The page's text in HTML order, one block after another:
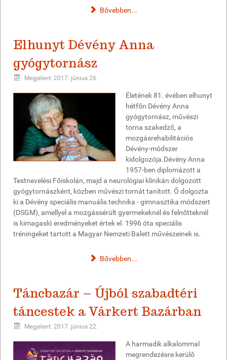
Bővebben...
Elhunyt Dévény Anna
gyógytornász
Megjelent: 2017. június 26.
Életének 81. évében elhunyt
hétfőn Dévény Anna
gyógytornász, művészi
torna szakedző, a
mozgásrehabilitációs
Dévény-módszer
kidolgozója.Dévény Anna
1957-ben diplomázott a
Testnevelési Főiskolán, majd a neurológiai klinikán dolgozott
gyógytornászként, közben művészi tornát tanított. Ő dolgozta
ki a Dévény speciális manuális technika - gimnasztika módszert
(DSGM), amellyel a mozgássérült gyermekeknél és felnőtteknél
is kimagasló eredményeket értek el. 1996 óta speciális
tréningeket tartott a Magyar Nemzeti Balett művészeinek is.
Bővebben...
Táncbazár – Újból szabadtéri
táncestek a Várkert Bazárban
Megjelent: 2017. június 22.
A harmadik alkalommal
megrendezésre kerülő